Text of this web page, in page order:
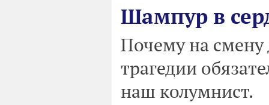
Шампур в
Почему на
трагедии
наш колумнист.